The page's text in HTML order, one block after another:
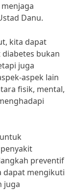
Danu.
kita dapat
bukan
juga
aspek lain
fisik, mental,
preventif
dapat mengikuti
juga